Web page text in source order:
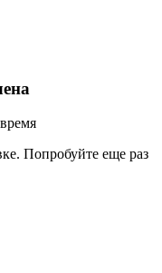
Попробуйте еще раз